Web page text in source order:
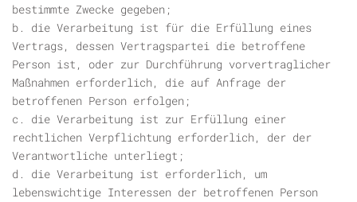
bestimmte Zwecke gegeben;
b. die Verarbeitung ist für die Erfüllung eines
Vertrags, dessen Vertragspartei die betroffene
Person ist, oder zur Durchführung vorvertraglicher
Maßnahmen erforderlich, die auf Anfrage der
betroffenen Person erfolgen;
c. die Verarbeitung ist zur Erfüllung einer
rechtlichen Verpflichtung erforderlich, der der
Verantwortliche unterliegt;
d. die Verarbeitung ist erforderlich, um
lebenswichtige Interessen der betroffenen Person